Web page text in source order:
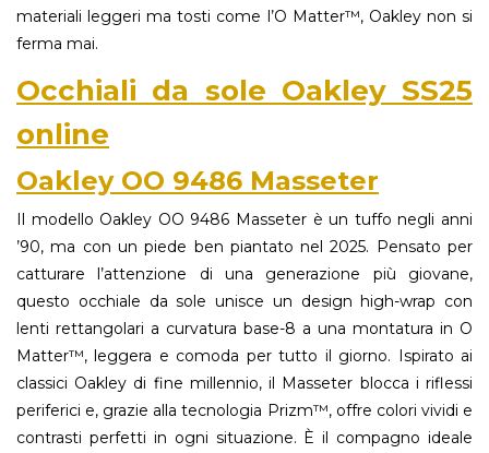
materiali leggeri ma tosti come l’O Matter™, Oakley non si
ferma mai.
Occhiali da sole Oakley SS25
online
Oakley OO 9486 Masseter
Il modello Oakley OO 9486 Masseter è un tuffo negli anni
’90, ma con un piede ben piantato nel 2025. Pensato per
catturare l’attenzione di una generazione più giovane,
questo occhiale da sole unisce un design high-wrap con
lenti rettangolari a curvatura base-8 a una montatura in O
Matter™, leggera e comoda per tutto il giorno. Ispirato ai
classici Oakley di fine millennio, il Masseter blocca i riflessi
periferici e, grazie alla tecnologia Prizm™, offre colori vividi e
contrasti perfetti in ogni situazione. È il compagno ideale